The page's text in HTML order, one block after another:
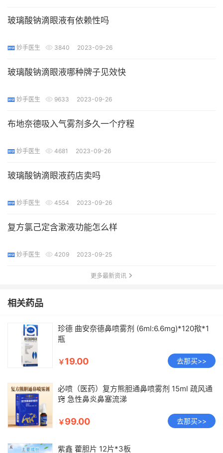
玻璃酸钠滴眼液有依赖性吗
妙手医生 3840 2023-09-26
玻璃酸钠滴眼液哪种牌子见效快
妙手医生 9633 2023-09-26
布地奈德吸入气雾剂多久一个疗程
妙手医生 4681 2023-09-26
玻璃酸钠滴眼液药店卖吗
妙手医生 4554 2023-09-26
复方氯己定含漱液功能怎么样
妙手医生 4209 2023-09-25
更多最新资讯
相关药品
珍德 曲安奈德鼻喷雾剂 (6ml:6.6mg)*120揿*1
瓶
￥19.00 去那买>>
必喷（医药）复方熊胆通鼻喷雾剂 15ml 疏风通
窍 急性鼻炎鼻塞流涕
￥99.00 去那买>>
紫鑫 藿胆片 12片*3板